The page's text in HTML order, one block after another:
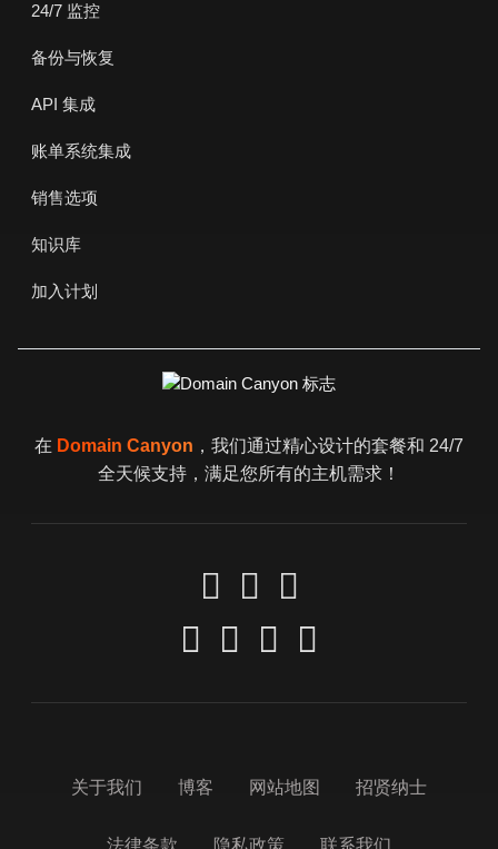
24/7 监控
备份与恢复
API 集成
账单系统集成
销售选项
知识库
加入计划
在 Domain Canyon ，我们通过精心设计的套餐和 24/7
全天候支持，满足您所有的主机需求！
关于我们 博客 网站地图 招贤纳士
法律条款 隐私政策 联系我们